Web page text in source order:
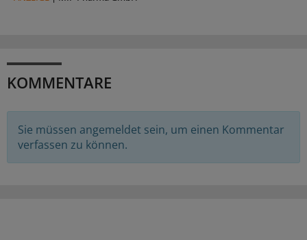
KOMMENTARE
Sie müssen angemeldet sein, um einen Kommentar
verfassen zu können.